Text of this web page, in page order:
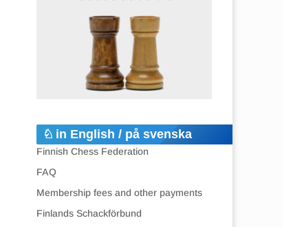
in English / på svenska
Finnish Chess Federation
FAQ
Membership fees and other payments
Finlands Schackförbund